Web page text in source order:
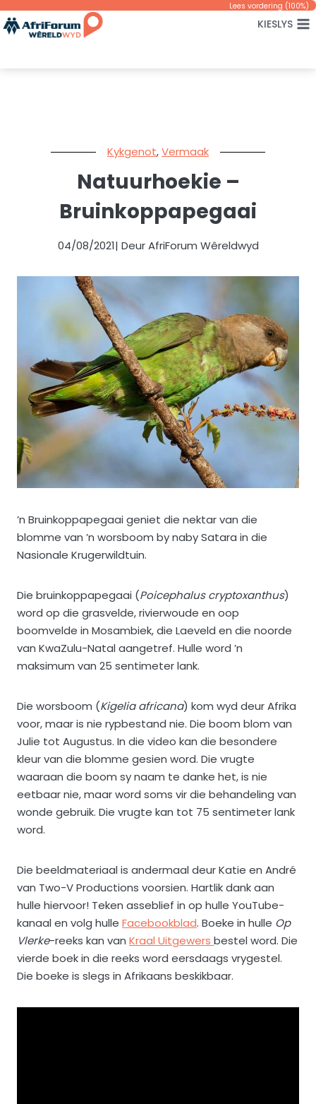
Skip
to
Lees vordering (100%)
KIESLYS
Kykgenot,Vermaak
Natuurhoekie –
Bruinkoppapegaai
04/08/2021| Deur AfriForum Wêreldwyd
’n Bruinkoppapegaai geniet die nektar van die
blomme van ’n worsboom by naby Satara in die
Nasionale Krugerwildtuin.
Die bruinkoppapegaai (Poicephalus cryptoxanthus)
word op die grasvelde, rivierwoude en oop
boomvelde in Mosambiek, die Laeveld en die noorde
van KwaZulu-Natal aangetref. Hulle word ’n
maksimum van 25 sentimeter lank.
Die worsboom (Kigelia africana) kom wyd deur Afrika
voor, maar is nie rypbestand nie. Die boom blom van
Julie tot Augustus. In die video kan die besondere
kleur van die blomme gesien word. Die vrugte
waaraan die boom sy naam te danke het, is nie
eetbaar nie, maar word soms vir die behandeling van
wonde gebruik. Die vrugte kan tot 75 sentimeter lank
word.
Die beeldmateriaal is andermaal deur Katie en André
van Two-V Productions voorsien. Hartlik dank aan
hulle hiervoor! Teken asseblief in op hulle YouTube-
kanaal en volg hulle Facebookblad. Boeke in hulle Op
Vlerke-reeks kan van Kraal Uitgewers bestel word. Die
vierde boek in die reeks word eersdaags vrygestel.
Die boeke is slegs in Afrikaans beskikbaar.